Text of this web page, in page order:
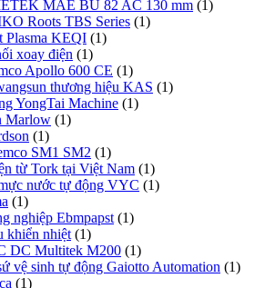
MAE BU 82 AC 130 mm (1)
Roots TBS Series (1)
Plasma KEQI (1)
xoay điện (1)
Apollo 600 CE (1)
thương hiệu KAS (1)
YongTai Machine (1)
Marlow (1)
(1)
SM1 SM2 (1)
từ Tork tại Việt Nam (1)
nước tự động VYC (1)
(1)
nghiệp Ebmpapst (1)
khiển nhiệt (1)
DC Multitek M200 (1)
vệ sinh tự động Gaiotto Automation (1)
(1)